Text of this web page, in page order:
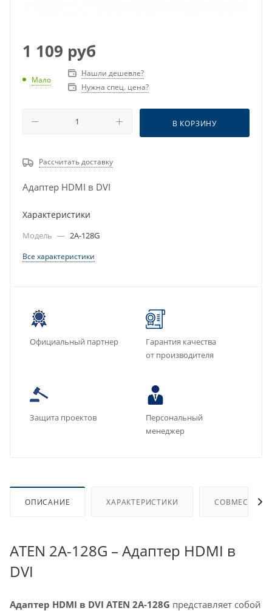
1 109 руб
Мало
Нашли дешевле?
Нужна спец. цена?
В КОРЗИНУ
Рассчитать доставку
Адаптер HDMI в DVI
Характеристики
Модель — 2A-128G
Все характеристики
Официальный партнер
Гарантия качества
от производителя
Защита проектов
Персональный
менеджер
ОПИСАНИЕ ХАРАКТЕРИСТИКИ
ATEN 2A-128G – Адаптер HDMI в
DVI
Адаптер HDMI в DVI ATEN 2A-128G представляет собой